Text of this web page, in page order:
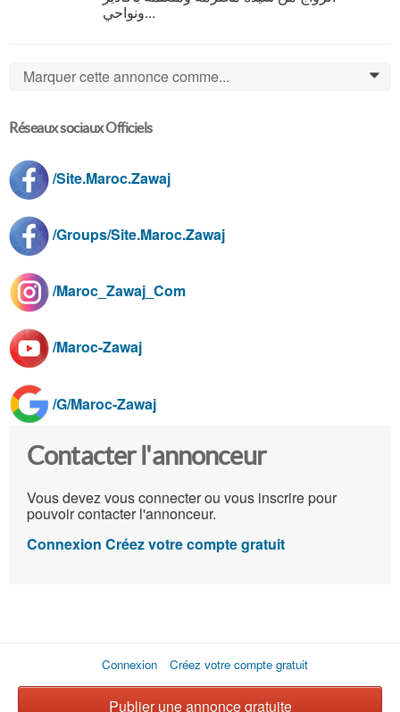
ونواحي...
Marquer cette annonce comme... 0
Réseaux sociaux Officiels
/Site.Maroc.Zawaj
/Groups/Site.Maroc.Zawaj
/Maroc_Zawaj_Com
/Maroc-Zawaj
/G/Maroc-Zawaj
Contacter l'annonceur
Vous devez vous connecter ou vous inscrire pour
pouvoir contacter l'annonceur.
Connexion Créez votre compte gratuit
Connexion Créez votre compte gratuit
Publier une annonce gratuite